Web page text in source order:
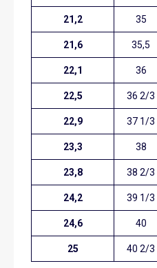
21,2 35
21,6 35,5
22,1 36
22,5 36 2/3
22,9 37 1/3
23,3 38
23,8 38 2/3
24,2 39 1/3
24,6 40
25 40 2/3